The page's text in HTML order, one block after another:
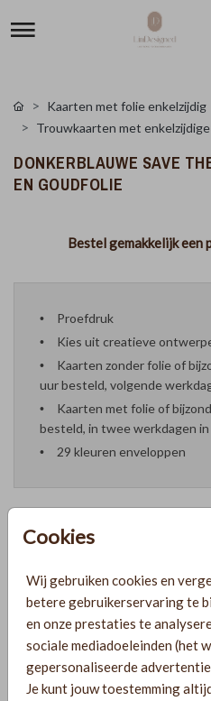
Cookies
Wij gebruiken cookies en
betere gebruikerservaring te
en onze prestaties te
sociale mediadoeleinden (het
gepersonaliseerde
Je kunt jouw toestemming
Kaarten met folie enkelzijdig
Trouwkaarten met
DONKERBLAUWE SAVE
EN GOUDFOLIE
Bestel gemakkelijk een
Proefdruk
Kies uit creatieve
Kaarten zonder folie of
uur besteld, volgende
Kaarten met folie of
besteld, in twee werkdagen in
29 kleuren enveloppen
PRODUCTINFORMATIE
OMSCHRIJVING